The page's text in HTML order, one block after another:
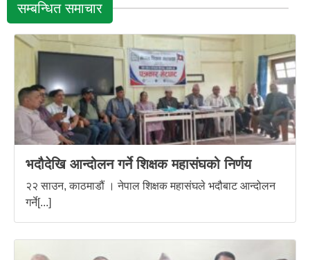
सम्बन्धित समाचार
भदौदेखि आन्दोलन गर्ने शिक्षक महासंघको निर्णय
२२ साउन, काठमाडौं । नेपाल शिक्षक महासंघले भदौबाट आन्दोलन
गर्ने[...]